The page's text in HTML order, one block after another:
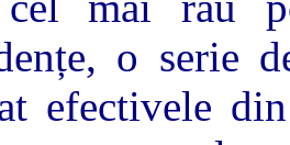
o serie
efectivele